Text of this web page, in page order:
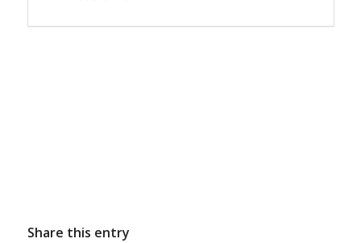
Share this entry